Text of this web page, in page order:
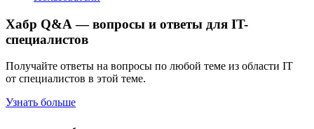
Хабр Q&A — вопросы и ответы для IT-
специалистов
Получайте ответы на вопросы по любой теме из области IT
от специалистов в этой теме.
Узнать больше